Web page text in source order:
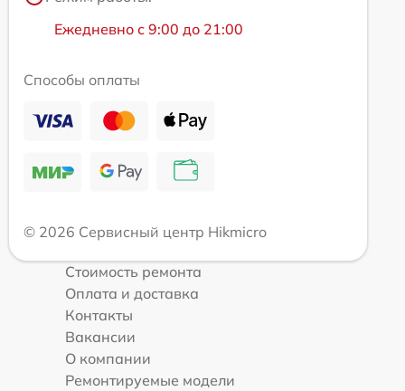
Ежедневно с 9:00 до 21:00
Способы оплаты
© 2026 Сервисный центр Hikmicro
Стоимость ремонта
Оплата и доставка
Контакты
Вакансии
О компании
Ремонтируемые модели